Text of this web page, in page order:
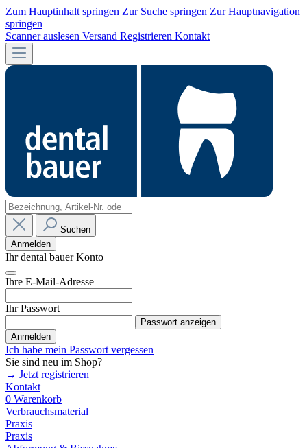
Zum Hauptinhalt springen Zur Suche springen Zur Hauptnavigation
springen
Scanner auslesen Versand Registrieren Kontakt
Suchen
Anmelden
Ihr dental bauer Konto
Ihre E-Mail-Adresse
Ihr Passwort
Passwort anzeigen
Anmelden
Ich habe mein Passwort vergessen
Sie sind neu im Shop?
→ Jetzt registrieren
Kontakt
0 Warenkorb
Verbrauchsmaterial
Praxis
Praxis